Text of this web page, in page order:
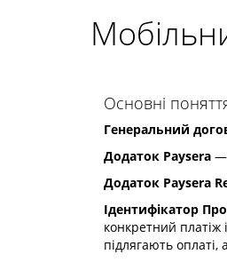
Основні
Генеральний
Додаток Paysera —
Додаток Paysera
Ідентифікатор
конкретний
підлягають оплаті,